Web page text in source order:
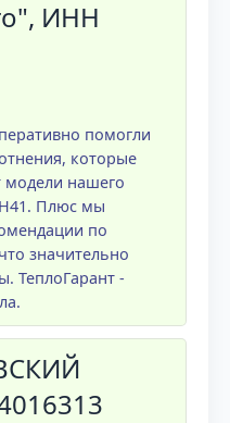
ИНН
помогли
которые
модели нашего
Плюс мы
по
значительно
ТеплоГарант -